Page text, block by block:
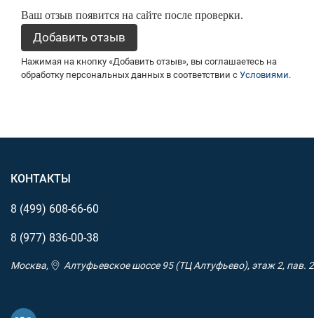
Ваш отзыв появится на сайте после проверки.
Нажимая на кнопку «Добавить отзыв», вы соглашаетесь на
обработку персональных данных в соответствии с Условиями.
КОНТАКТЫ
8 (499) 608-66-60
8 (977) 836-00-38
Москва, Алтуфьевское шоссе 95 (ТЦ Алтуфьево), этаж 2, пав. 2